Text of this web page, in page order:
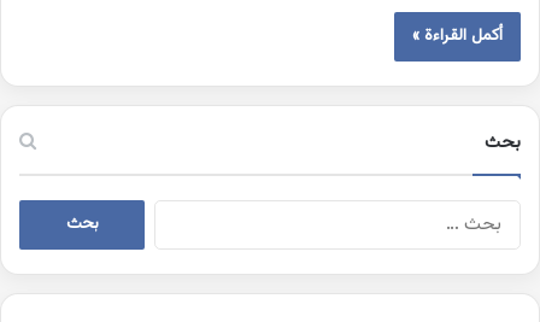
أكمل القراءة »
بحث
البحث